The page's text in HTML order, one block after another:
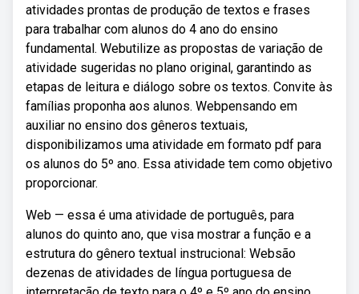
atividades prontas de produção de textos e frases
para trabalhar com alunos do 4 ano do ensino
fundamental. Webutilize as propostas de variação de
atividade sugeridas no plano original, garantindo as
etapas de leitura e diálogo sobre os textos. Convite às
famílias proponha aos alunos. Webpensando em
auxiliar no ensino dos gêneros textuais,
disponibilizamos uma atividade em formato pdf para
os alunos do 5º ano. Essa atividade tem como objetivo
proporcionar.
Web — essa é uma atividade de português, para
alunos do quinto ano, que visa mostrar a função e a
estrutura do gênero textual instrucional: Websão
dezenas de atividades de língua portuguesa de